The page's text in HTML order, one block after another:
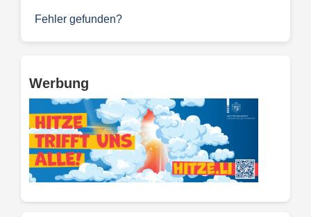
Fehler gefunden?
Werbung